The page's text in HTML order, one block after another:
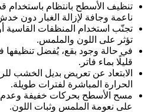
تنظيف الأسطح بانتظام باستخدام
ناعمة وجافة لإزالة الغبار دون
تجنّب استخدام المنظفات القاسية أو
تؤثر على اللون والملمس.
في حالة وجود بقع، يُفضل تنظيفها
قليلًا بماء فاتر.
الابتعاد عن تعريض بديل الخشب
الحرارة المباشرة لفترات طويلة.
مسح الأسطح بحركات خفيفة وعدم
على نعومة الملمس وثبات اللون.